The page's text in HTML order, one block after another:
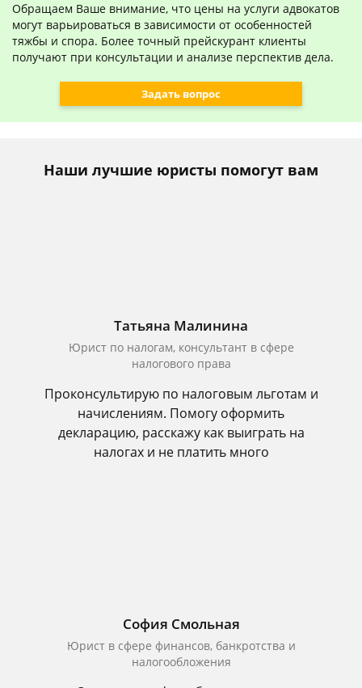
Обращаем Ваше внимание, что цены на услуги адвокатов
могут варьироваться в зависимости от особенностей
тяжбы и спора. Более точный прейскурант клиенты
получают при консультации и анализе перспектив дела.
Задать вопрос
Наши лучшие юристы помогут вам
Татьяна Малинина
Юрист по налогам, консультант в сфере
налогового права
Проконсультирую по налоговым льготам и
начислениям. Помогу оформить
декларацию, расскажу как выиграть на
налогах и не платить много
София Смольная
Юрист в сфере финансов, банкротства и
налогообложения